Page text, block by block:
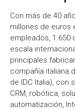
Con más de 40
millones de euros
empleados, 1.650
escala
principales
compañía italiana
de IDC Italia), con
CRM, robótica,
automatización,